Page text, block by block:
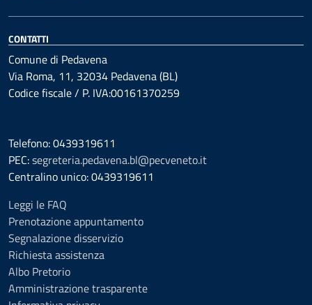
CONTATTI
Comune di Pedavena
Via Roma, 11, 32034 Pedavena (BL)
Codice fiscale / P. IVA:00161370259
Telefono: 0439319611
PEC:segreteria.pedavena.bl@pecveneto.it
Centralino unico: 0439319611
Leggi le FAQ
Prenotazione appuntamento
Segnalazione disservizio
Richiesta assistenza
Albo Pretorio
Amministrazione trasparente